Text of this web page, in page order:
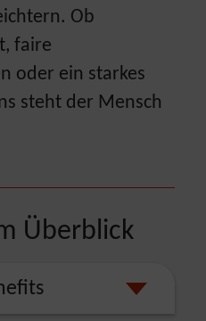
Ob
faire
oder ein starkes
steht der Mensch
Überblick